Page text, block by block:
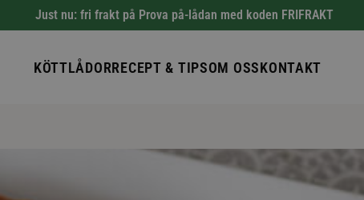
Just nu: fri frakt på Prova på-lådan med koden FRIFRAKT
KÖTTLÅDORRECEPT & TIPSOM OSSKONTAKT